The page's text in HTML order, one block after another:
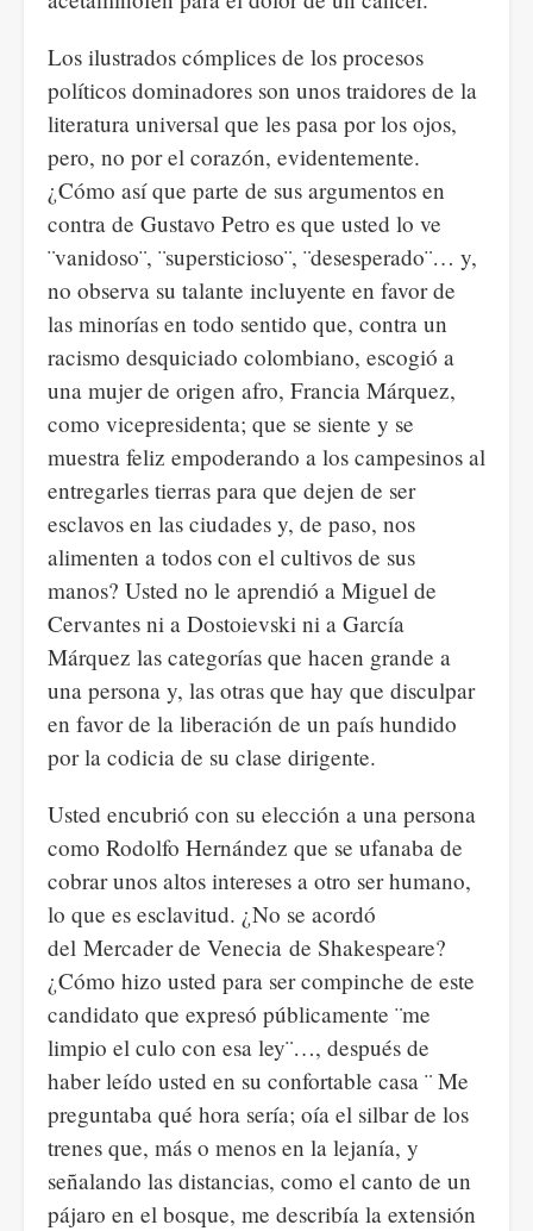
Los ilustrados cómplices de los procesos
políticos dominadores son unos traidores de la
literatura universal que les pasa por los ojos,
pero, no por el corazón, evidentemente.
¿Cómo así que parte de sus argumentos en
contra de Gustavo Petro es que usted lo ve
¨vanidoso¨, ¨supersticioso¨, ¨desesperado¨… y,
no observa su talante incluyente en favor de
las minorías en todo sentido que, contra un
racismo desquiciado colombiano, escogió a
una mujer de origen afro, Francia Márquez,
como vicepresidenta; que se siente y se
muestra feliz empoderando a los campesinos al
entregarles tierras para que dejen de ser
esclavos en las ciudades y, de paso, nos
alimenten a todos con el cultivos de sus
manos? Usted no le aprendió a Miguel de
Cervantes ni a Dostoievski ni a García
Márquez las categorías que hacen grande a
una persona y, las otras que hay que disculpar
en favor de la liberación de un país hundido
por la codicia de su clase dirigente.
Usted encubrió con su elección a una persona
como Rodolfo Hernández que se ufanaba de
cobrar unos altos intereses a otro ser humano,
lo que es esclavitud. ¿No se acordó
del Mercader de Venecia de Shakespeare?
¿Cómo hizo usted para ser compinche de este
candidato que expresó públicamente ¨me
limpio el culo con esa ley¨…, después de
haber leído usted en su confortable casa ¨ Me
preguntaba qué hora sería; oía el silbar de los
trenes que, más o menos en la lejanía, y
señalando las distancias, como el canto de un
pájaro en el bosque, me describía la extensión